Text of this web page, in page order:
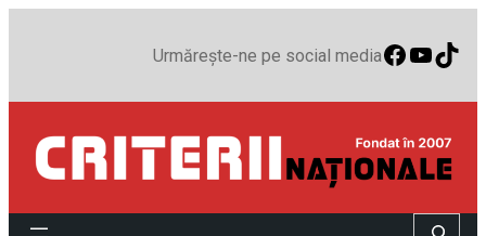
Urmărește-ne pe social media
Search